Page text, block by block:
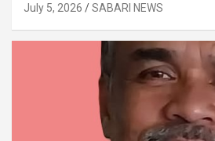
July 5, 2026 SABARI NEWS